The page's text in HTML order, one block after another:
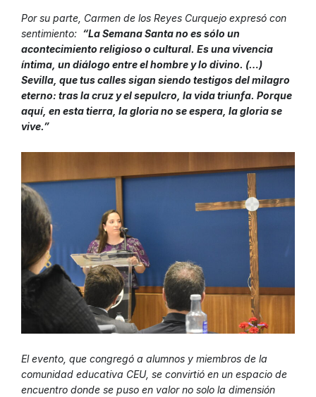
Por su parte, Carmen de los Reyes Curquejo expresó con
sentimiento: “La Semana Santa no es sólo un
acontecimiento religioso o cultural. Es una vivencia
íntima, un diálogo entre el hombre y lo divino. (…)
Sevilla, que tus calles sigan siendo testigos del milagro
eterno: tras la cruz y el sepulcro, la vida triunfa. Porque
aquí, en esta tierra, la gloria no se espera, la gloria se
vive.”
El evento, que congregó a alumnos y miembros de la
comunidad educativa CEU, se convirtió en un espacio de
encuentro donde se puso en valor no solo la dimensión